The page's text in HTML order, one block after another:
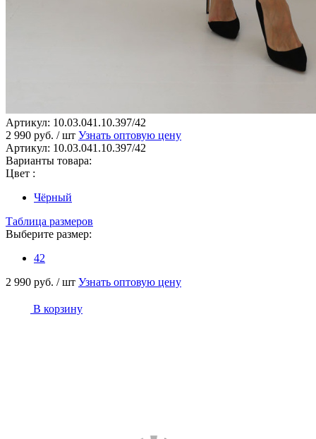
Артикул: 10.03.041.10.397/42
2 990 руб. / шт Узнать оптовую цену
Артикул: 10.03.041.10.397/42
Варианты товара:
Цвет :
Чёрный
Таблица размеров
Выберите размер:
42
2 990 руб. / шт Узнать оптовую цену
В корзину